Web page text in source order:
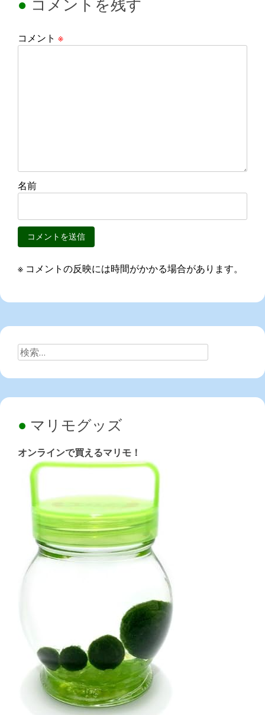
コメントを残す
コメント ※
名前
※ コメントの反映には時間がかかる場合があります。
検
索:
マリモグッズ
オンラインで買えるマリモ！